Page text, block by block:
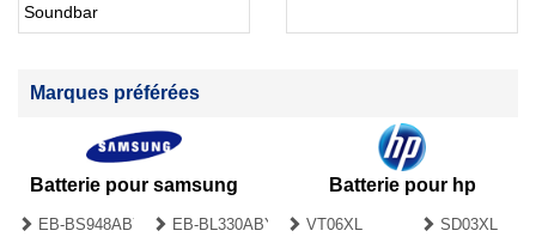
Soundbar
Marques préférées
Batterie pour samsung
EB-BS948ABY
EB-BL330ABY
Batterie pour hp
VT06XL
SD03XL